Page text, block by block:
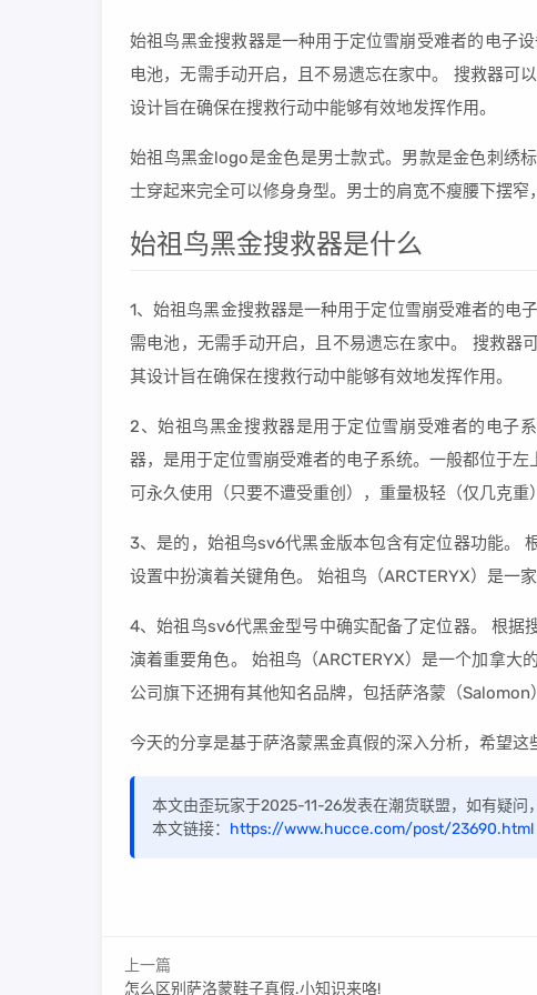
始祖鸟黑金搜救器是一种用于定位雪崩受难者的电子
电池，无需手动开启，且不易遗忘在家中。 搜救器可
设计旨在确保在搜救行动中能够有效地发挥作用。
始祖鸟黑金logo是金色是男士款式。男款是金色刺绣
士穿起来完全可以修身身型。男士的肩宽不瘦腰下摆窄
始祖鸟黑金搜救器是什么
1、始祖鸟黑金搜救器是一种用于定位雪崩受难者的电
需电池，无需手动开启，且不易遗忘在家中。 搜救器
其设计旨在确保在搜救行动中能够有效地发挥作用。
2、始祖鸟黑金搜救器是用于定位雪崩受难者的电子
器，是用于定位雪崩受难者的电子系统。一般都位于
可永久使用（只要不遭受重创），重量极轻（仅几克重
3、是的，始祖鸟sv6代黑金版本包含有定位器功能。
设置中扮演着关键角色。 始祖鸟（ARCTERYX）是一
4、始祖鸟sv6代黑金型号中确实配备了定位器。 根据
演着重要角色。 始祖鸟（ARCTERYX）是一个加拿
公司旗下还拥有其他知名品牌，包括萨洛蒙（Salomon
今天的分享是基于萨洛蒙黑金真假的深入分析，希望
本文由歪玩家于2025-11-26发表在潮货联盟，如有疑问
本文链接： https://www.hucce.com/post/23690.html
上一篇
怎么区别萨洛蒙鞋子真假.小知识来咯!